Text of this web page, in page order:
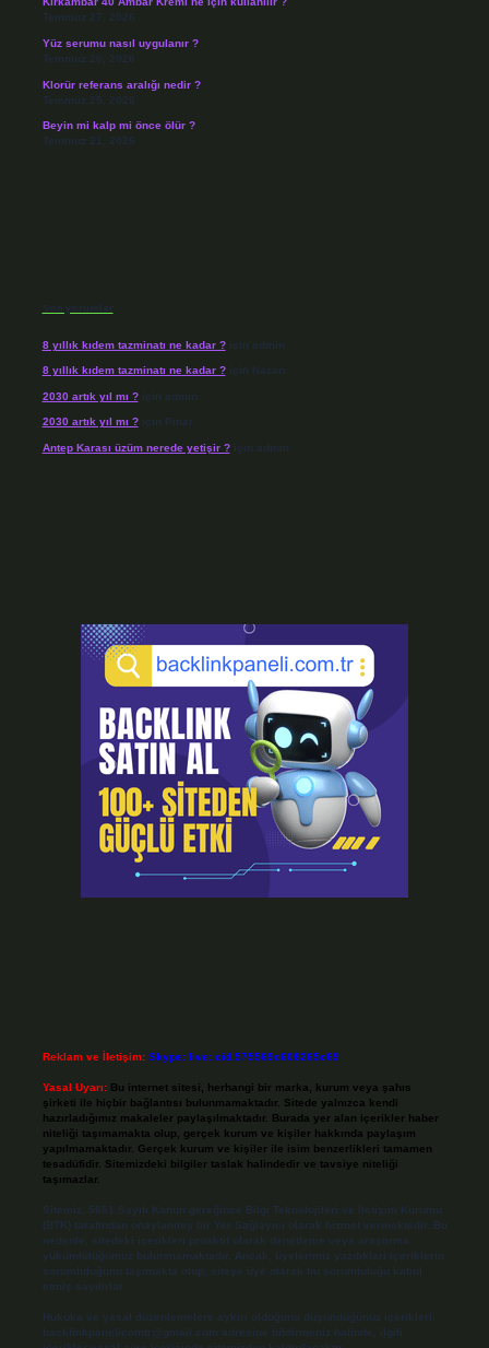
Temmuz 27, 2026
Yüz serumu nasıl uygulanır ?
Temmuz 26, 2026
Klorür referans aralığı nedir ?
Temmuz 25, 2026
Beyin mi kalp mi önce ölür ?
Temmuz 21, 2026
Son yorumlar
8 yıllık kıdem tazminatı ne kadar ?için admin
8 yıllık kıdem tazminatı ne kadar ?için Nazan
2030 artık yıl mı ?için admin
2030 artık yıl mı ?için Pınar
Antep Karası üzüm nerede yetişir ?için admin
Reklam ve İletişim: Skype: live:.cid.575569c608265c69
Yasal Uyarı: Bu internet sitesi, herhangi bir marka, kurum veya şahıs
şirketi ile hiçbir bağlantısı bulunmamaktadır. Sitede yalnızca kendi
hazırladığımız makaleler paylaşılmaktadır. Burada yer alan içerikler haber
niteliği taşımamakta olup, gerçek kurum ve kişiler hakkında paylaşım
yapılmamaktadır. Gerçek kurum ve kişiler ile isim benzerlikleri tamamen
tesadüfidir. Sitemizdeki bilgiler taslak halindedir ve tavsiye niteliği
taşımazlar.
Sitemiz, 5651 Sayılı Kanun gereğince Bilgi Teknolojileri ve İletişim Kurumu
(BTK) tarafından onaylanmış bir Yer Sağlayıcı olarak hizmet vermektedir. Bu
nedenle, sitedeki içerikleri proaktif olarak denetleme veya araştırma
yükümlülüğümüz bulunmamaktadır. Ancak, üyelerimiz yazdıkları içeriklerin
sorumluluğunu taşımakta olup, siteye üye olarak bu sorumluluğu kabul
etmiş sayılırlar.
Hukuka ve yasal düzenlemelere aykırı olduğunu düşündüğünüz içerikleri,
backlinkpanelicomtr@gmail.com adresine bildirmeniz halinde, ilgili